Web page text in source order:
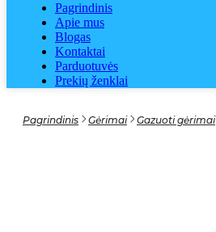
Pagrindinis
Apie mus
Blogas
Kontaktai
Parduotuvės
Prekių ženklai
Pagrindinis Gėrimai Gazuoti gėrimai